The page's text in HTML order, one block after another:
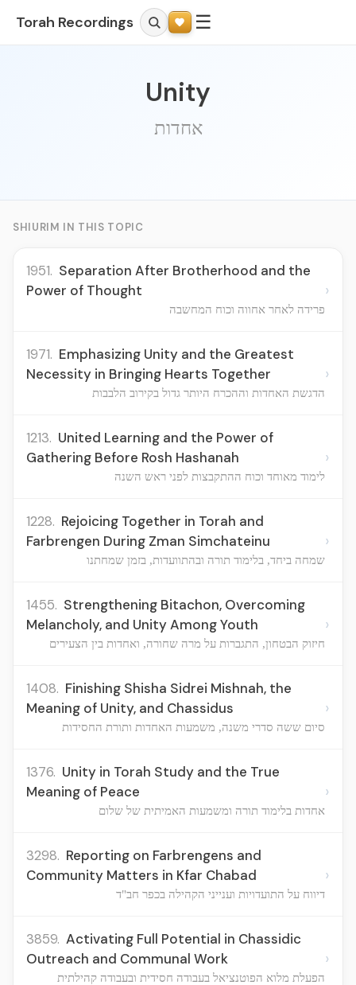
Torah Recordings ☰
Unity
אחדות
SHIURIM IN THIS TOPIC
1951. Separation After Brotherhood and the
Power of Thought
פרידה לאחר אחווה וכוח המחשבה
›
1971. Emphasizing Unity and the Greatest
Necessity in Bringing Hearts Together
הדגשת האחדות וההכרח היותר גדול בקירוב הלבבות
›
1213. United Learning and the Power of
Gathering Before Rosh Hashanah
לימוד מאוחד וכוח ההתקבצות לפני ראש השנה
›
1228. Rejoicing Together in Torah and
Farbrengen During Zman Simchateinu
שמחה ביחד, בלימוד תורה ובהתוועדות, בזמן שמחתנו
›
1455. Strengthening Bitachon, Overcoming
Melancholy, and Unity Among Youth
חיזוק הבטחון, התגברות על מרה שחורה, ואחדות בין הצעירים
›
1408. Finishing Shisha Sidrei Mishnah, the
Meaning of Unity, and Chassidus
סיום ששה סדרי משנה, משמעות האחדות ותורת החסידות
›
1376. Unity in Torah Study and the True
Meaning of Peace
אחדות בלימוד תורה ומשמעות האמיתית של שלום
›
3298. Reporting on Farbrengens and
Community Matters in Kfar Chabad
דיווח על התועדויות וענייני הקהילה בכפר חב"ד
›
3859. Activating Full Potential in Chassidic
Outreach and Communal Work
הפעלת מלוא הפוטנציאל בעבודה חסידית ובעבודה קהילתית
›